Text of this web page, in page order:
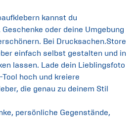
kannst du
oder deine Umgebung
Bei Drucksachen.Store
einfach selbst gestalten und in
lassen. Lade dein Lieblingsfoto
hoch und kreiere
die genau zu deinem Stil
persönliche Gegenstände,